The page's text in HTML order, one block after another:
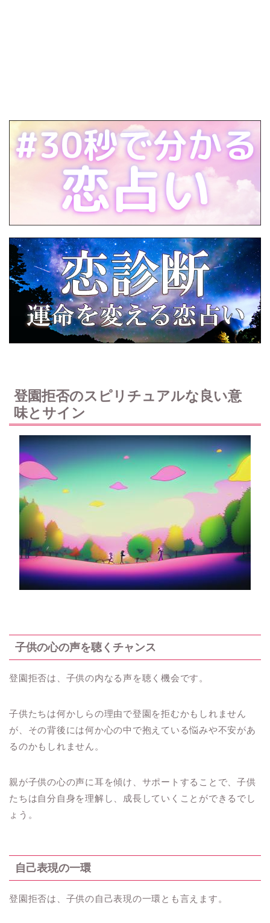
登園拒否のスピリチュアルな良い意
味とサイン
子供の心の声を聴くチャンス
登園拒否は、子供の内なる声を聴く機会です。
子供たちは何かしらの理由で登園を拒むかもしれません
が、その背後には何か心の中で抱えている悩みや不安があ
るのかもしれません。
親が子供の心の声に耳を傾け、サポートすることで、子供
たちは自分自身を理解し、成長していくことができるでし
ょう。
自己表現の一環
登園拒否は、子供の自己表現の一環とも言えます。